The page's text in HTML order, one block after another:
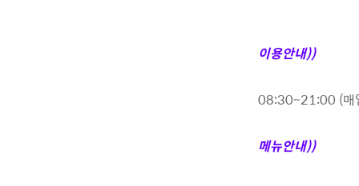
이용안내))
08:30~21:00 (매
메뉴안내))